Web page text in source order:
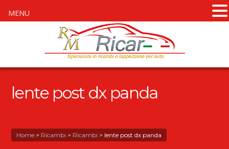
lente post dx panda
Home > Ricambi > Ricambi > lente post dx panda
MENU